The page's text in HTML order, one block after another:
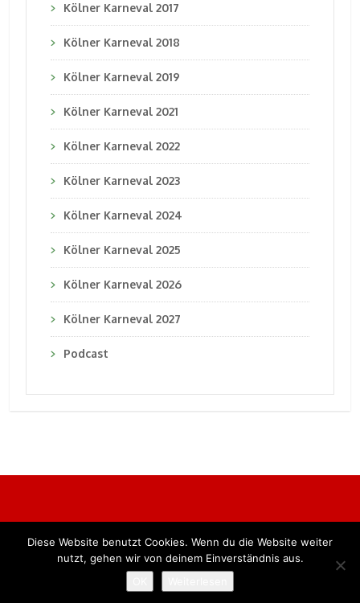
Kölner Karneval 2017
Kölner Karneval 2018
Kölner Karneval 2019
Kölner Karneval 2021
Kölner Karneval 2022
Kölner Karneval 2023
Kölner Karneval 2024
Kölner Karneval 2025
Kölner Karneval 2026
Kölner Karneval 2027
Podcast
Alle Rechte vorbehalten. BKB Verlag GmbH
Diese Website benutzt Cookies. Wenn du die Website weiter
nutzt, gehen wir von deinem Einverständnis aus.